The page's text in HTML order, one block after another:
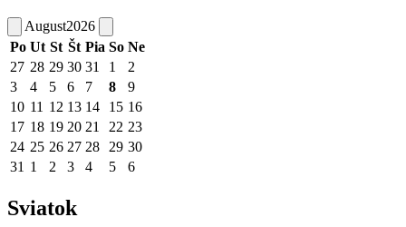
August2026
Po Ut St Št Pia So Ne
27 28 29 30 31 1
2
3
4 5 6 7 8
9
10 11 12 13 14 15 16
17 18 19 20 21 22 23
24 25 26 27 28 29 30
31 1 2 3 4 5 6
Sviatok